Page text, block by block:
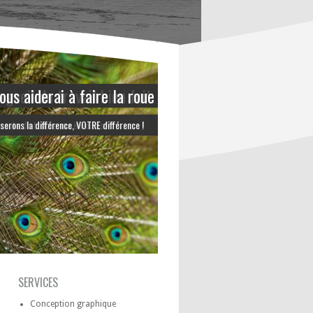
et fière de mes couleurs.
du travail bien fait.
de toutes vos envolées !
aiderai à faire la roue
la différence, VOTRE différence !
SERVICES
Conception graphique